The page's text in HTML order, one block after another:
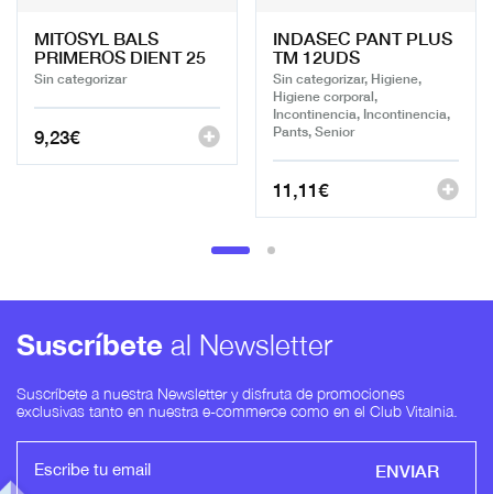
MITOSYL BALS
PRIMEROS DIENT 25
Sin categorizar
9,23€
INDASEC PANT PLUS
TM 12UDS
Sin categorizar, Higiene,
Higiene corporal,
Incontinencia, Incontinencia,
Pants, Senior
11,11€
Suscríbete al Newsletter
Suscríbete a nuestra Newsletter y disfruta de promociones
exclusivas tanto en nuestra e-commerce como en el Club Vitalnia.
ENVIAR